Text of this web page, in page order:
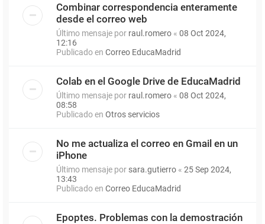
Combinar correspondencia enteramente
desde el correo web
Último mensaje por raul.romero « 08 Oct 2024,
12:16
Publicado en Correo EducaMadrid
Colab en el Google Drive de EducaMadrid
Último mensaje por raul.romero « 08 Oct 2024,
08:58
Publicado en Otros servicios
No me actualiza el correo en Gmail en un
iPhone
Último mensaje por sara.gutierro « 25 Sep 2024,
13:43
Publicado en Correo EducaMadrid
Epoptes. Problemas con la demostración